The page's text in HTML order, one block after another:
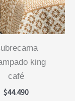
king
café
$44.490